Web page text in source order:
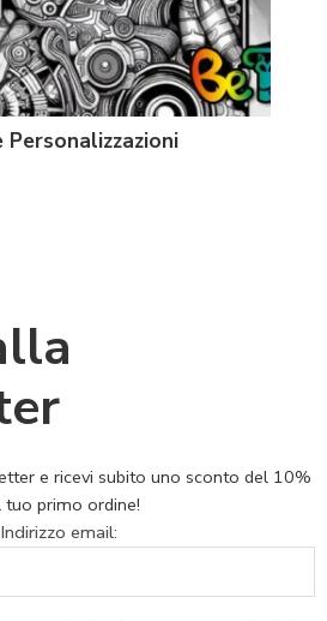
e ricevi subito uno sconto del 10%
tuo primo ordine!
Indirizzo email: